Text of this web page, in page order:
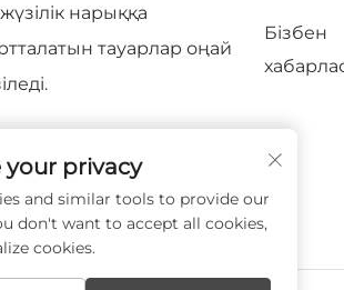
нарыққа
тауарлар оңай
Бізбен
your privacy
and similar tools to provide our
don't want to accept all cookies,
cookies.